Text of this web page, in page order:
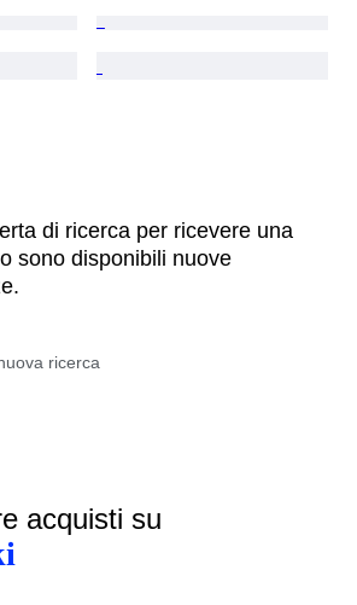
di ricerca per ricevere una
sono disponibili nuove
acquisti su